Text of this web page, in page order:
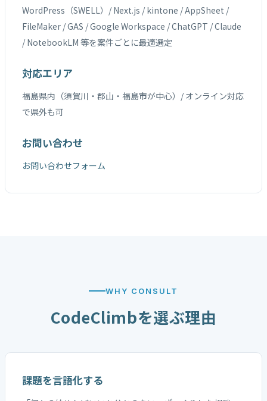
WordPress（SWELL）/ Next.js / kintone / AppSheet /
FileMaker / GAS / Google Workspace / ChatGPT / Claude
/ NotebookLM 等を案件ごとに最適選定
対応エリア
福島県内（須賀川・郡山・福島市が中心）/ オンライン対応
で県外も可
お問い合わせ
お問い合わせフォーム
WHY CONSULT
CodeClimbを選ぶ理由
課題を言語化する